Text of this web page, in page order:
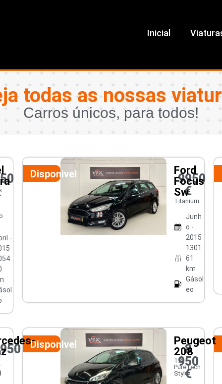
Inicial
todas as nossas
Carros únicos, para todos!
-
Disponivel
Ford
Focus
Sw
Titanium
Junh
o -
2015
1301
61
km
Gásol
eo
9950
€
Disponivel
Peugeot
208
1.2
PureTech
Style
8
950
€